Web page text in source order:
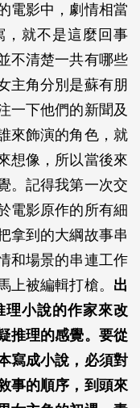
電影中，劇情相當
，就不是這麼回事
不清楚一共有哪些
主角分別是蘇有朋
一下他們的新聞及
來飾演的角色，就
想像，所以當後來
。記得我第一次交
電影原作的所有細
拿到的大綱故事串
和場景的串連工作
上被編輯打槍。 出
理小說的作家來改
推理的感覺。要從
寫成小說，必須對
事的順序，到頭來